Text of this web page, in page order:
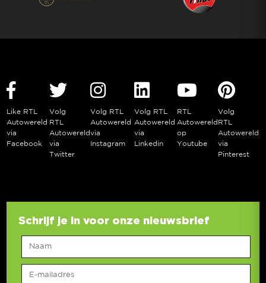
Like RTL
Autowereld
via
Facebook
Volg
RTL
Autowereld
via
Twitter
Volg RTL
Autowereld
via
Instagram
Volg RTL
Autowereld
via
Linkedin
RTL
Autowereld
op
Youtube
Volg
RTL
Autowereld
via
Pinterest
Schrijf je in voor onze nieuwsbrief